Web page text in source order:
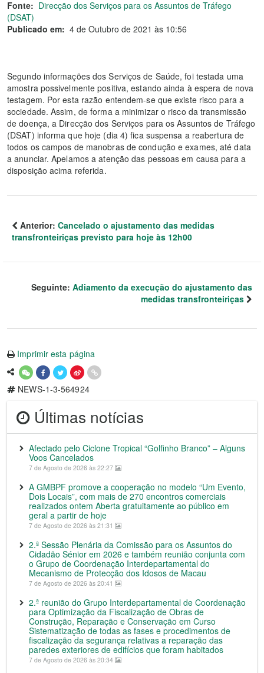
Fonte: Direcção dos Serviços para os Assuntos de Tráfego
(DSAT)
Publicado em: 4 de Outubro de 2021 às 10:56
Segundo informações dos Serviços de Saúde, foi testada uma
amostra possivelmente positiva, estando ainda à espera de nova
testagem. Por esta razão entendem-se que existe risco para a
sociedade. Assim, de forma a minimizar o risco da transmissão
de doença, a Direcção dos Serviços para os Assuntos de Tráfego
(DSAT) informa que hoje (dia 4) fica suspensa a reabertura de
todos os campos de manobras de condução e exames, até data
a anunciar. Apelamos a atenção das pessoas em causa para a
disposição acima referida.
Anterior: Cancelado o ajustamento das medidas
transfronteiriças previsto para hoje às 12h00
Seguinte: Adiamento da execução do ajustamento das
medidas transfronteiriças
Imprimir esta página
NEWS-1-3-564924
Últimas notícias
Afectado pelo Ciclone Tropical “Golfinho Branco” – Alguns
Voos Cancelados
7 de Agosto de 2026 às 22:27
A GMBPF promove a cooperação no modelo “Um Evento,
Dois Locais”, com mais de 270 encontros comerciais
realizados ontem Aberta gratuitamente ao público em
geral a partir de hoje
7 de Agosto de 2026 às 21:31
2.ª Sessão Plenária da Comissão para os Assuntos do
Cidadão Sénior em 2026 e também reunião conjunta com
o Grupo de Coordenação Interdepartamental do
Mecanismo de Protecção dos Idosos de Macau
7 de Agosto de 2026 às 20:41
2.ª reunião do Grupo Interdepartamental de Coordenação
para Optimização da Fiscalização de Obras de
Construção, Reparação e Conservação em Curso
Sistematização de todas as fases e procedimentos de
fiscalização da segurança relativas a reparação das
paredes exteriores de edifícios que foram habitados
7 de Agosto de 2026 às 20:34